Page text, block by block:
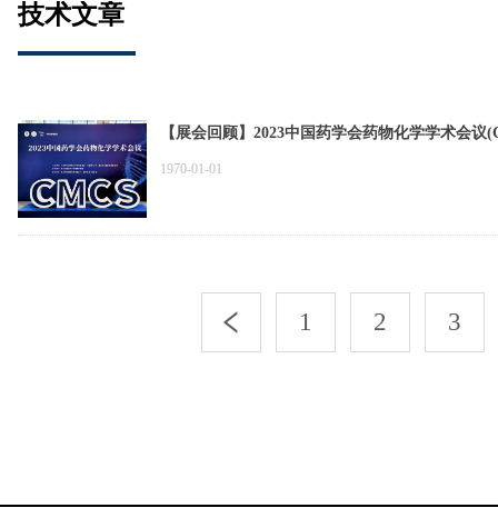
技术文章
【展会回顾】2023中国药学会药物化学学术会议
1970-01-01
1 2 3